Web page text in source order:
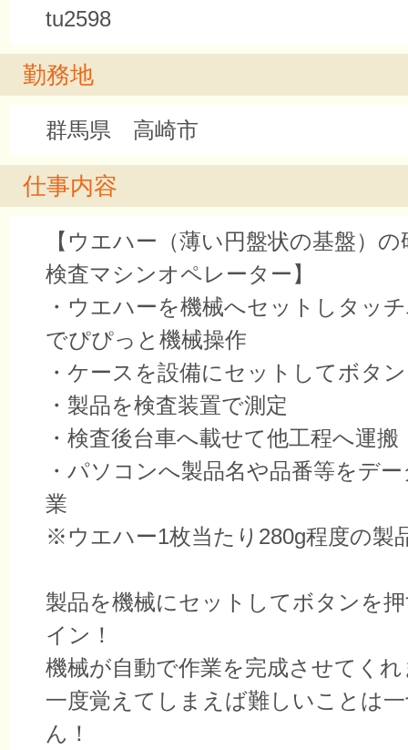
tu2598
勤務地
群馬県 高崎市
仕事内容
【ウエハー（薄い円盤状の基盤）
検査マシンオペレーター】
・ウエハーを機械へセットしタッ
でぴぴっと機械操作
・ケースを設備にセットしてボタ
・製品を検査装置で測定
・検査後台車へ載せて他工程へ運搬
・パソコンへ製品名や品番等をデ
業
※ウエハー1枚当たり280g程度の製
製品を機械にセットしてボタンを
イン！
機械が自動で作業を完成させてく
一度覚えてしまえば難しいことは
ん！